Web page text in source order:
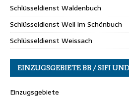
Schlüsseldienst Waldenbuch
Schlüsseldienst Weil im Schönbuch
Schlüsseldienst Weissach
EINZUGSGEBIETE BB / SIFI
Einzugsgebiete